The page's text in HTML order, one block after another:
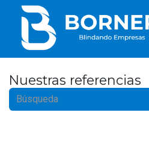
IR AL CONTENIDO
Nuestras referencias